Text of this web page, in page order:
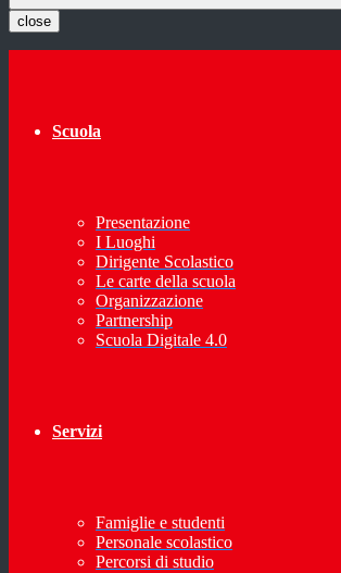
close
Scuola
Presentazione
I Luoghi
Dirigente Scolastico
Le carte della scuola
Organizzazione
Partnership
Scuola Digitale 4.0
Servizi
Famiglie e studenti
Personale scolastico
Percorsi di studio